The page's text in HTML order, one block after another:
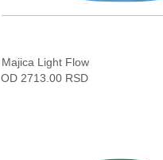
Majica Light Flow
OD 2713.00 RSD